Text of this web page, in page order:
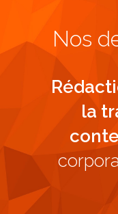
Nos
le
la